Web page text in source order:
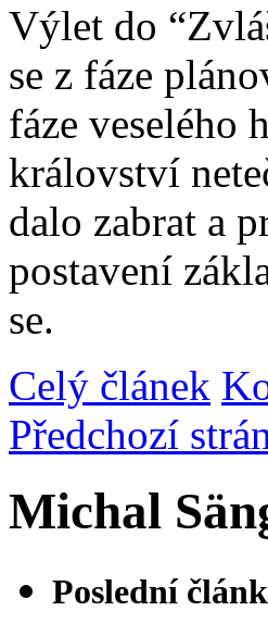
Výlet do
se z fáze
fáze veselého
království
dalo zabrat a
postavení
se.
Celý článek
Předchozí
Michal
Poslední